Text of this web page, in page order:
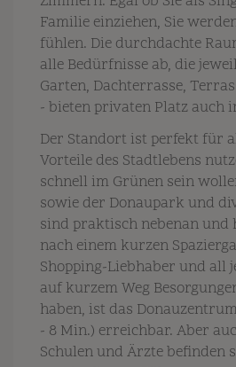
Familie einziehen, Sie
fühlen. Die durchdachte
alle Bedürfnisse ab, die
Garten, Dachterrasse,
- bieten privaten Platz auch
Der Standort ist perfekt für
Vorteile des Stadtlebens
schnell im Grünen sein
sowie der Donaupark und
sind praktisch nebenan und
nach einem kurzen
Shopping-Liebhaber und all
auf kurzem Weg
haben, ist das
- 8 Min.) erreichbar. Aber
Schulen und Ärzte befinden